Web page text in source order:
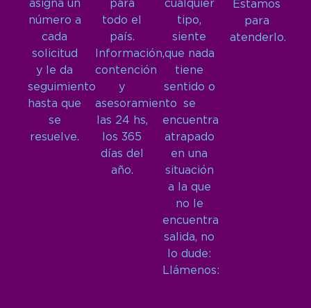
asigna un
número a
cada
solicitud
y le da
seguimiento
hasta que
se
resuelve.
para
todo el
país.
Información,
contención
y
asesoramiento
las 24 hs,
los 365
días del
año.
cualquier
tipo,
siente
que nada
tiene
sentido o
se
encuentra
atrapado
en una
situación
a la que
no le
encuentra
salida, no
lo dude:
Llámenos:
Estamos
para
atenderlo.